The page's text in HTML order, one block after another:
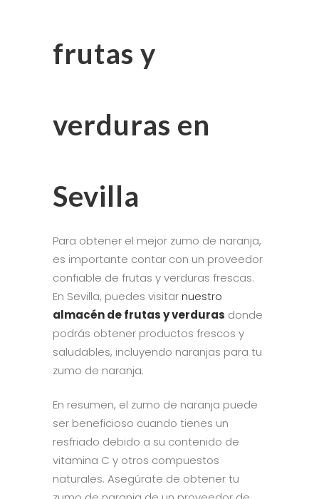
frutas y
verduras en
Sevilla
Para obtener el mejor zumo de naranja,
es importante contar con un proveedor
confiable de frutas y verduras frescas.
En Sevilla, puedes visitarnuestro
almacén de frutas y verduras donde
podrás obtener productos frescos y
saludables, incluyendo naranjas para tu
zumo de naranja.
En resumen, el zumo de naranja puede
ser beneficioso cuando tienes un
resfriado debido a su contenido de
vitamina C y otros compuestos
naturales. Asegúrate de obtener tu